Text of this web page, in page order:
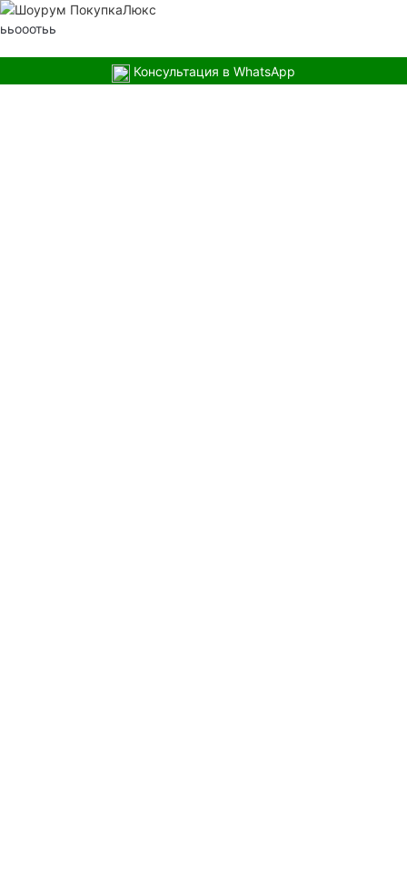
ььооотьь
Консультация в WhatsApp